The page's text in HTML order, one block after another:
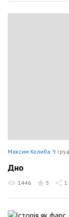
Максим Колиба 9
Дно
1446 5 1